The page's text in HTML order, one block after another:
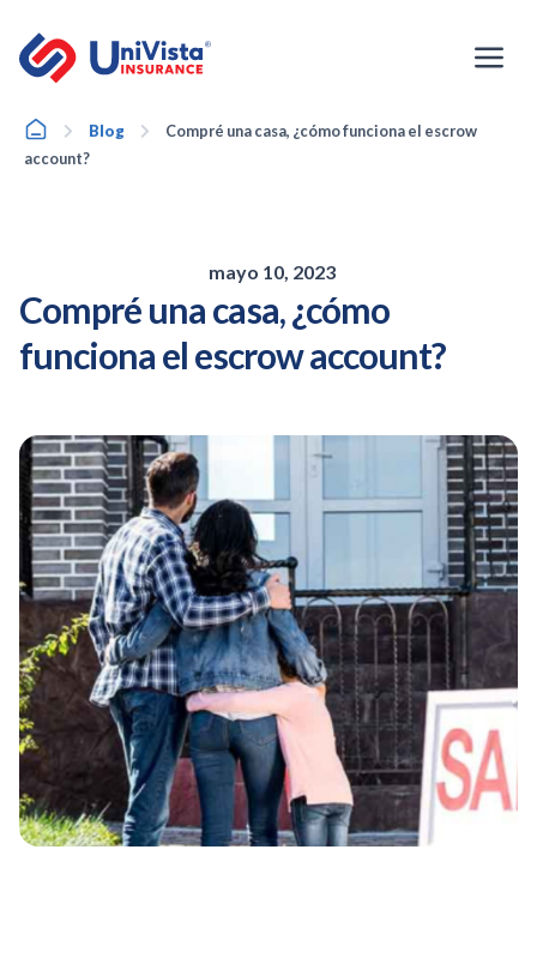
contenido
HomeBlog
Compré una casa, ¿cómo funciona el escrow
account?
mayo 10, 2023
Compré una casa, ¿cómo
funciona el escrow account?